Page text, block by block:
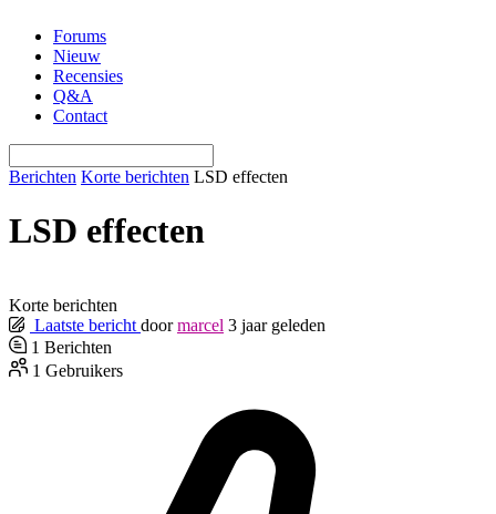
naar
inhoud
Forums
Nieuw
Recensies
Q&A
Contact
Berichten Korte berichten LSD effecten
LSD effecten
Korte berichten
Laatste bericht door marcel 3 jaar geleden
1 Berichten
1 Gebruikers